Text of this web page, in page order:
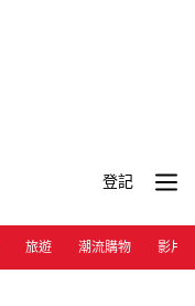
登記
旅遊 潮流購物 影片